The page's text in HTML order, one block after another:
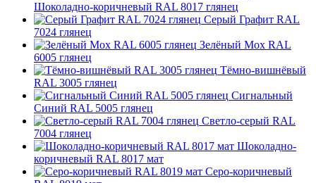
Шоколадно-коричневый RAL 8017 глянец
Серый Графит RAL
7024 глянец
Зелёный Мох RAL
6005 глянец
Тёмно-вишнёвый
RAL 3005 глянец
Сигнальный
Синий RAL 5005 глянец
Светло-серый RAL
7004 глянец
Шоколадно-
коричневый RAL 8017 мат
Серо-коричневый